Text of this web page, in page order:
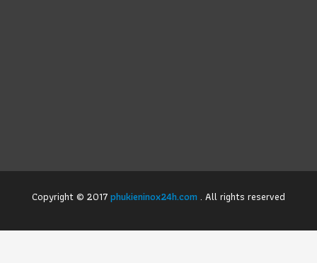
Copyright © 2017phukieninox24h.com. All rights reserved